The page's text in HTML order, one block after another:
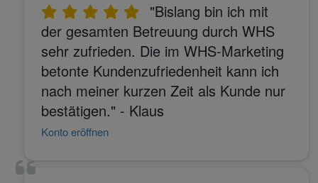
"Bislang bin ich mit
der gesamten Betreuung durch WHS
sehr zufrieden. Die im WHS-Marketing
betonte Kundenzufriedenheit kann ich
nach meiner kurzen Zeit als Kunde nur
bestätigen." - Klaus
Konto eröffnen